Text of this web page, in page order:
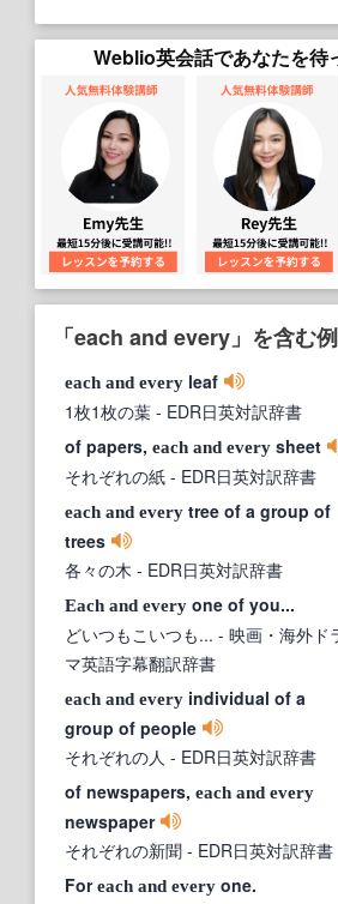
Weblio英会話であなたを待
「each and every」を含む
each and every leaf
1枚1枚の葉 - EDR日英対訳辞書
of papers, each and every sheet
それぞれの紙 - EDR日英対訳辞書
each and every tree of a group of
trees
各々の木 - EDR日英対訳辞書
Each and every one of you...
どいつもこいつも... - 映画・海外ド
マ英語字幕翻訳辞書
each and every individual of a
group of people
それぞれの人 - EDR日英対訳辞書
of newspapers, each and every
newspaper
それぞれの新聞 - EDR日英対訳辞書
Foreach and every one.